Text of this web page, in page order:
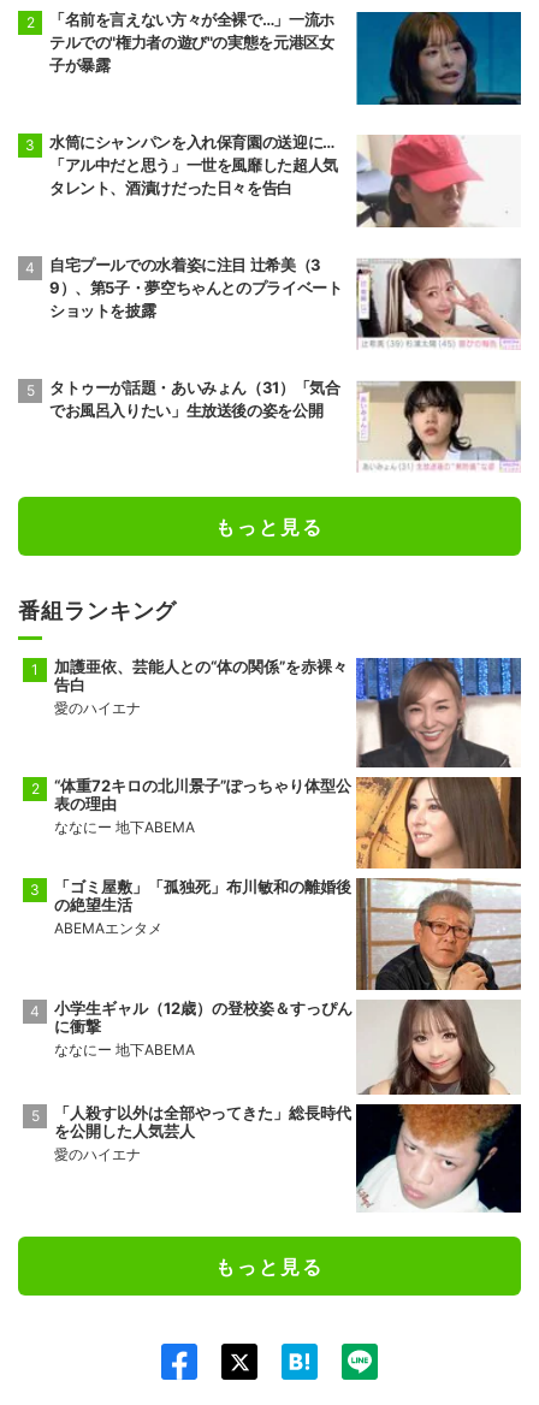
「名前を言えない方々が全裸で…」一流ホ
テルでの"権力者の遊び"の実態を元港区女
子が暴露
水筒にシャンパンを入れ保育園の送迎に…
「アル中だと思う」一世を風靡した超人気
タレント、酒漬けだった日々を告白
自宅プールでの水着姿に注目 辻希美（3
9）、第5子・夢空ちゃんとのプライベート
ショットを披露
タトゥーが話題・あいみょん（31）「気合
でお風呂入りたい」生放送後の姿を公開
もっと見る
番組ランキング
加護亜依、芸能人との“体の関係”を赤裸々
告白
愛のハイエナ
“体重72キロの北川景子”ぽっちゃり体型公
表の理由
ななにー 地下ABEMA
「ゴミ屋敷」「孤独死」布川敏和の離婚後
の絶望生活
ABEMAエンタメ
小学生ギャル（12歳）の登校姿＆すっぴん
に衝撃
ななにー 地下ABEMA
「人殺す以外は全部やってきた」総長時代
を公開した人気芸人
愛のハイエナ
もっと見る